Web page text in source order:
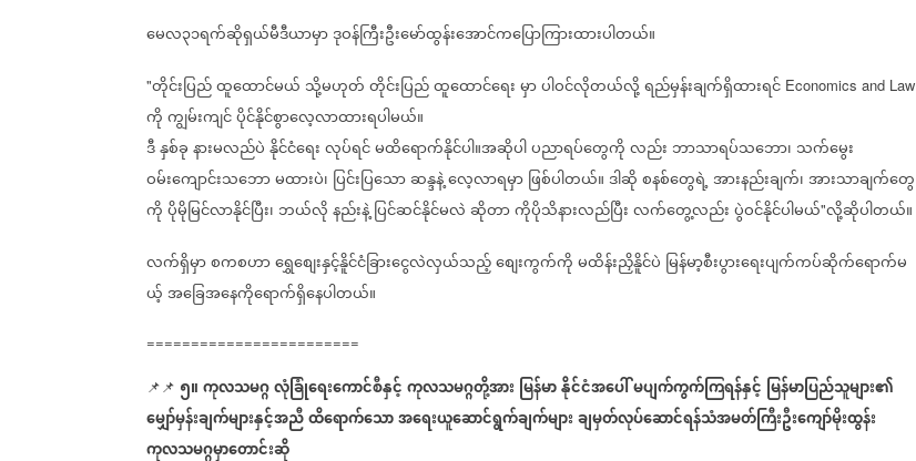
မေလ၃၁ရက်ဆိုရှယ်မီဒီယာမှာဒုဝန်ကြီးဦးမော်ထွန်းအောင်ကပြောကြားထားပါတယ်။
"တိုင်းပြည်ထူထောင်မယ် သို့မဟုတ်တိုင်းပြည်ထူထောင်ရေးမှာပါဝင်လိုတယ်လို့ရည်မှန်းချက်ရှိထားရင် Economics and Law
ကိုကျွမ်းကျင်ပိုင်နိုင်စွာလေ့လာထားရပါမယ်။
ဒီနှစ်ခုနားမလည်ပဲနိုင်ငံရေးလုပ်ရင်မထိရောက်နိုင်ပါ။အဆိုပါပညာရပ်တွေကိုလည်း ဘာသာရပ်သဘော၊ သက်မွေး
ဝမ်းကျောင်းသဘောမထားပဲ၊ ပြင်းပြသောဆန္ဒနဲ့လေ့လာရမှာဖြစ်ပါတယ်။ဒါဆိုစနစ်တွေရဲ့အားနည်းချက်၊အားသာချက်တွေ
ကိုပိုမိုမြင်လာနိုင်ပြီး၊ ဘယ်လိုနည်းနဲ့ပြင်ဆင်နိုင်မလဲဆိုတာကိုပိုသိနားလည်ပြီးလက်တွေ့လည်းပွဲဝင်နိုင်ပါမယ်"လို့ဆိုပါတယ်။
လက်ရှိမှာစကစဟာရွှေစျေးနှင့်နိူင်ငံခြားငွေလဲလှယ်သည့်စျေးကွက်ကိုမထိန်းညှိနိူင်ပဲ မြန်မာ့စီးပွားရေးပျက်ကပ်ဆိုက်ရောက်မ
ယ့်အခြေအနေကိုရောက်ရှိနေပါတယ်။
========================
📌📌 ၅။ကုလသမဂ္ဂလုံခြုံရေးကောင်စီနှင့်ကုလသမဂ္ဂတို့အား မြန်မာနိုင်ငံအပေါ်မပျက်ကွက်ကြရန်နှင့် မြန်မာပြည်သူများ၏
မျှော်မှန်းချက်များနှင့်အညီထိရောက်သောအရေးယူဆောင်ရွက်ချက်များချမှတ်လုပ်ဆောင်ရန်သံအမတ်ကြီးဦးကျော်မိုးထွန်း
ကုလသမဂ္ဂမှာတောင်းဆို